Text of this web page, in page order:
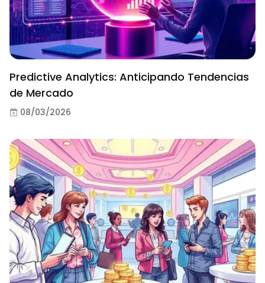
Predictive Analytics: Anticipando Tendencias
de Mercado
08/03/2026